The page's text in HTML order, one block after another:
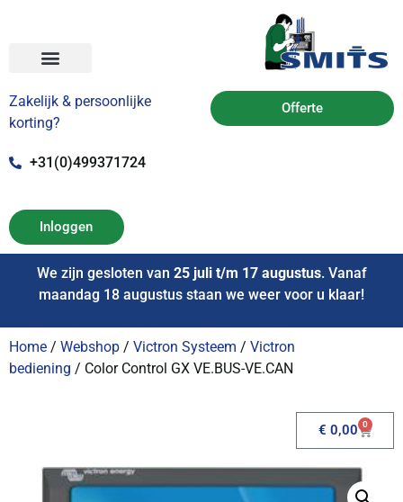
Zakelijk & persoonlijke
korting?
+31(0)499371724
Offerte
Inloggen
We zijn gesloten van 25 juli t/m 17 augustus. Vanaf
maandag 18 augustus staan we weer voor u klaar!
Home / Webshop / Victron Systeem / Victron
bediening / Color Control GX VE.BUS-VE.CAN
€ 0,00 0